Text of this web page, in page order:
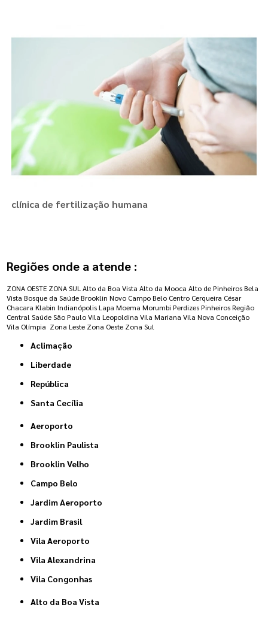
clínica de fertilização humana
Regiões onde a atende :
ZONA OESTE ZONA SUL Alto da Boa Vista Alto da Mooca Alto de Pinheiros Bela
Vista Bosque da Saúde Brooklin Novo Campo Belo Centro Cerqueira César
Chacara Klabin Indianópolis Lapa Moema Morumbi Perdizes Pinheiros Região
Central Saúde São Paulo Vila Leopoldina Vila Mariana Vila Nova Conceição
Vila Olímpia Zona Leste Zona Oeste Zona Sul
Aclimação
Liberdade
República
Santa Cecília
Aeroporto
Brooklin Paulista
Brooklin Velho
Campo Belo
Jardim Aeroporto
Jardim Brasil
Vila Aeroporto
Vila Alexandrina
Vila Congonhas
Alto da Boa Vista